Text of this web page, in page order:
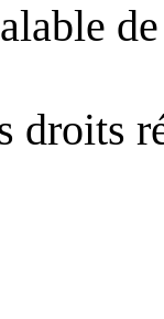
droits